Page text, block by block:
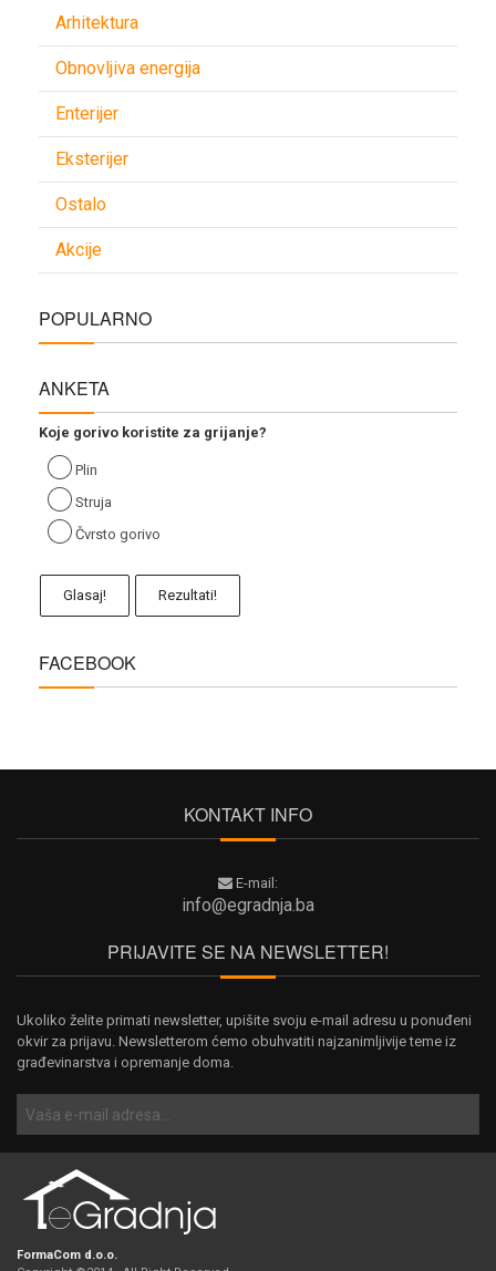
Arhitektura
Obnovljiva energija
Enterijer
Eksterijer
Ostalo
Akcije
POPULARNO
ANKETA
Koje gorivo koristite za grijanje?
Plin
Struja
Čvrsto gorivo
Glasaj! Rezultati!
FACEBOOK
KONTAKT INFO
E-mail:
info@egradnja.ba
PRIJAVITE SE NA NEWSLETTER!
Ukoliko želite primati newsletter, upišite svoju e-mail adresu u ponuđeni
okvir za prijavu. Newsletterom ćemo obuhvatiti najzanimljivije teme iz
građevinarstva i opremanje doma.
FormaCom d.o.o.